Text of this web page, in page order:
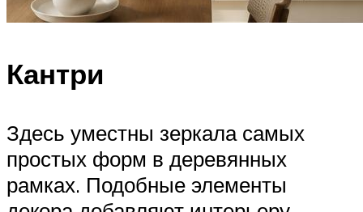
Кантри
Здесь уместны зеркала самых
простых форм в деревянных
рамках. Подобные элементы